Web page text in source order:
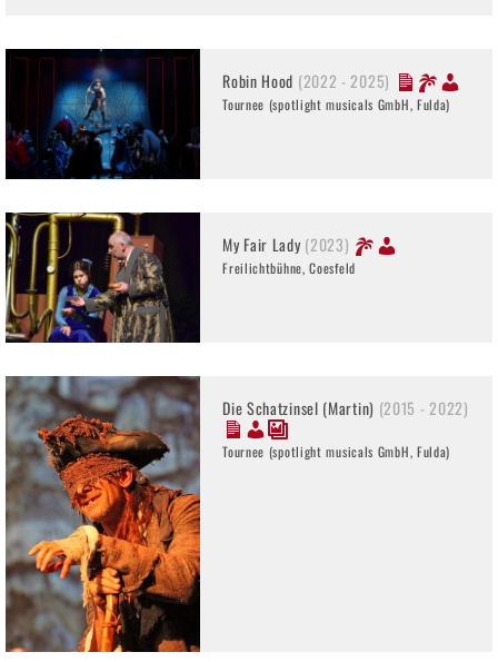
Robin Hood (2022 - 2025)
Tournee (spotlight musicals GmbH, Fulda)
My Fair Lady(2023)
Freilichtbühne, Coesfeld
Die Schatzinsel (Martin) (2015 - 2022)
Tournee (spotlight musicals GmbH, Fulda)